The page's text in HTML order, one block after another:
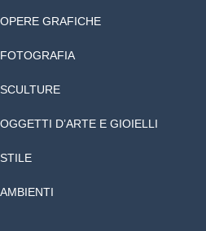
OPERE GRAFICHE
FOTOGRAFIA
SCULTURE
OGGETTI D’ARTE E GIOIELLI
STILE
AMBIENTI